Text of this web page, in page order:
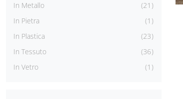
In Metallo
21
In Pietra
1
In Plastica
23
In Tessuto
36
In Vetro
1